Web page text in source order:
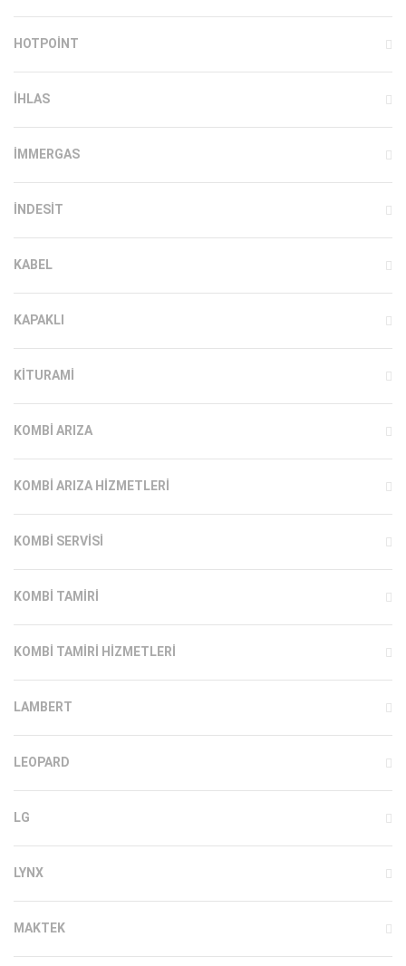
HOTPOINT
IHLAS
İMMERGAS
INDESIT
KABEL
KAPAKLI
KITURAMI
KOMBI ARIZA
KOMBI ARIZA HIZMETLERI
KOMBI SERVISI
KOMBI TAMIRI
KOMBI TAMIRI HIZMETLERI
LAMBERT
LEOPARD
LG
LYNX
MAKTEK